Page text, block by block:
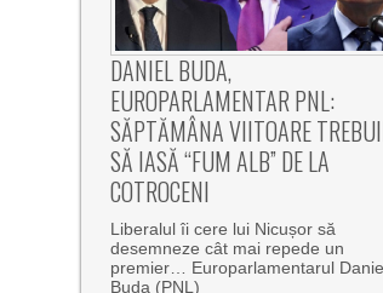
DANIEL BUDA,
EUROPARLAMENTAR PNL:
SĂPTĂMÂNA VIITOARE
SĂ IASĂ “FUM ALB” DE LA
COTROCENI
Liberalul îi cere lui Nicușor să
desemneze cât mai repede un
premier… Europarlamentarul
Buda (PNL)